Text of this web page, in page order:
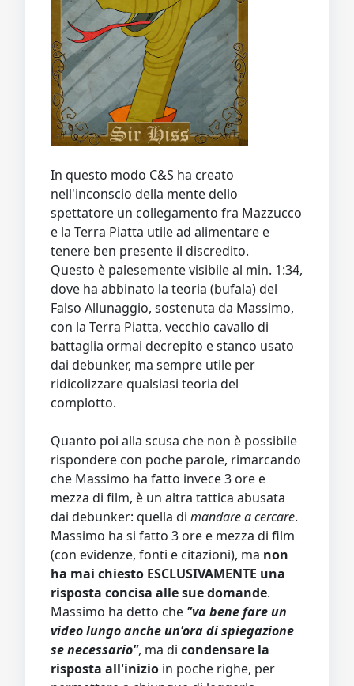
In questo modo C&S ha creato
nell'inconscio della mente dello
spettatore un collegamento fra Mazzucco
e la Terra Piatta utile ad alimentare e
tenere ben presente il discredito.
Questo è palesemente visibile al min. 1:34,
dove ha abbinato la teoria (bufala) del
Falso Allunaggio, sostenuta da Massimo,
con la Terra Piatta, vecchio cavallo di
battaglia ormai decrepito e stanco usato
dai debunker, ma sempre utile per
ridicolizzare qualsiasi teoria del
complotto.
Quanto poi alla scusa che non è possibile
rispondere con poche parole, rimarcando
che Massimo ha fatto invece 3 ore e
mezza di film, è un altra tattica abusata
dai debunker: quella di mandare a cercare.
Massimo ha si fatto 3 ore e mezza di film
(con evidenze, fonti e citazioni), ma non
ha mai chiesto ESCLUSIVAMENTE una
risposta concisa alle sue domande.
Massimo ha detto che "va bene fare un
video lungo anche un'ora di spiegazione
se necessario", ma di condensare la
risposta all'inizio in poche righe, per